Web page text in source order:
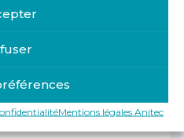
Mentions légales Anitec
autorisé à voir ce